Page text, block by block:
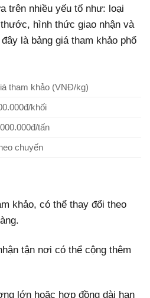
trên nhiều yếu tố như: loại
hình thức giao nhận và
là bảng giá tham khảo phổ
tham khảo (VNĐ/kg)
khối
tấn
chuyến
khảo, có thể thay đổi theo
tận nơi có thể cộng thêm
lớn hoặc hợp đồng dài hạn